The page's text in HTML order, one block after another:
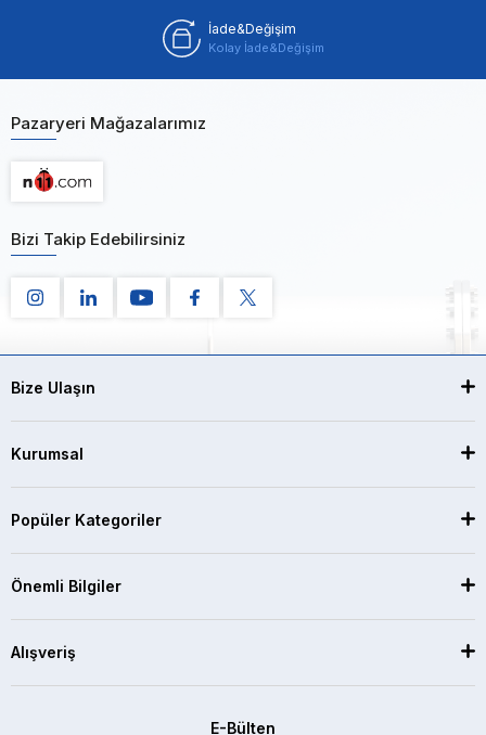
İade&Değişim
Kolay İade&Değişim
Pazaryeri Mağazalarımız
Bizi Takip Edebilirsiniz
Bize Ulaşın
Kurumsal
Popüler Kategoriler
Önemli Bilgiler
Alışveriş
E-Bülten